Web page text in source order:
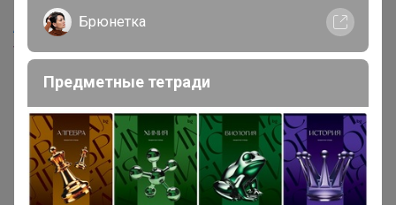
AMETIST_S, здравствуйте, добавьте
www2.hm.com/de_de/productpage.1035462006.html
1 2
Показаны записи1-10из13
Брюнетка
Предметные тетради